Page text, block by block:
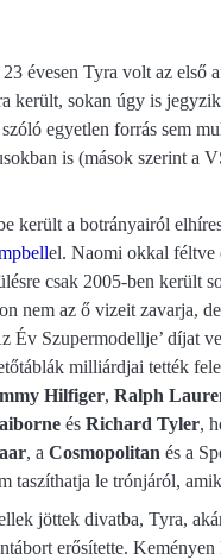
évesen Tyra volt az első
került, sokan úgy is
egyetlen forrás sem
is (mások szerint a
került a botrányairól
el. Naomi okkal féltve
csak 2005-ben került
nem az ő vizeit zavarja,
Év Szupermodellje’ díjat
milliárdjai tették
Hilfiger, Ralph
és Richard Tyler,
, a Cosmopolitan és a
taszíthatja le trónjáról,
jöttek divatba, Tyra,
erősítette.